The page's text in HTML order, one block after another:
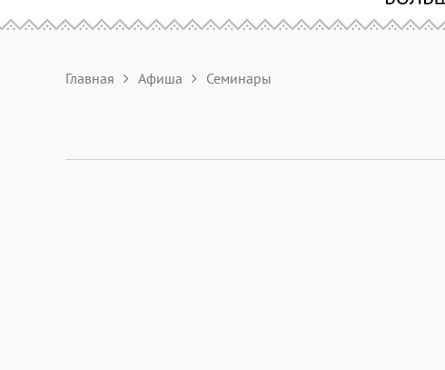
Главная Афиша Семинары